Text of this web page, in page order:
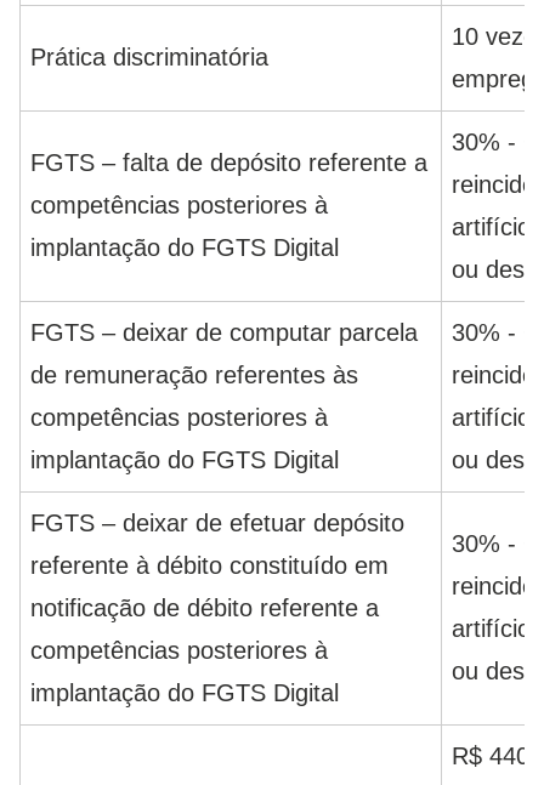
Prática discriminatória
10
FGTS – falta de depósito referente a
competências posteriores à
implantação do FGTS Digital
30% -
artifício,
ou
FGTS – deixar de computar parcela
de remuneração referentes às
competências posteriores à
implantação do FGTS Digital
30% -
artifício,
ou
FGTS – deixar de efetuar depósito
referente à débito constituído em
notificação de débito referente a
competências posteriores à
implantação do FGTS Digital
30% -
artifício,
ou
R$